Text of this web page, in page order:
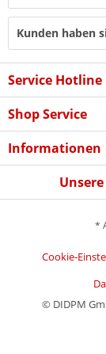
Kunden haben
Service Hotline
Shop Service
Informationen
*
Cookie-
© DIDPM